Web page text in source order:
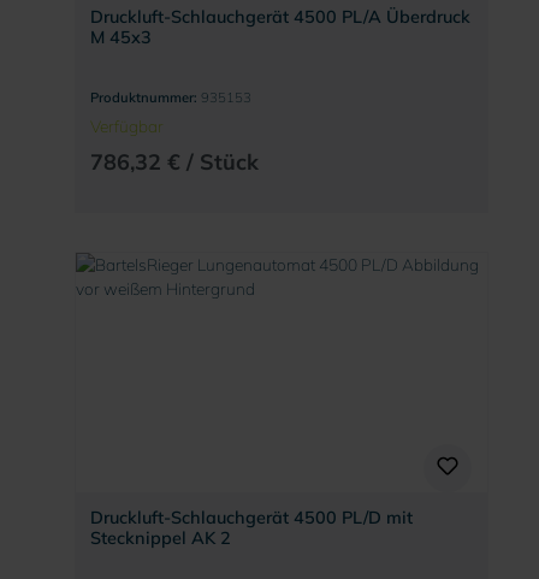
Druckluft-Schlauchgerät 4500 PL/A Überdruck
M 45x3
Produktnummer: 935153
Verfügbar
786,32 € / Stück
Druckluft-Schlauchgerät 4500 PL/D mit
Stecknippel AK 2